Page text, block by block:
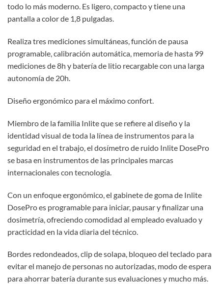
todo lo más moderno. Es ligero, compacto y tiene una
pantalla a color de 1,8 pulgadas.
Realiza tres mediciones simultáneas, función de pausa
programable, calibración automática, memoria de hasta 99
mediciones de 8h y batería de litio recargable con una larga
autonomía de 20h.
Diseño ergonómico para el máximo confort.
Miembro de la familia Inlite que se refiere al diseño y la
identidad visual de toda la línea de instrumentos para la
seguridad en el trabajo, el dosímetro de ruido Inlite DosePro
se basa en instrumentos de las principales marcas
internacionales con tecnología.
Con un enfoque ergonómico, el gabinete de goma de Inlite
DosePro es programable para iniciar, pausar y finalizar una
dosimetría, ofreciendo comodidad al empleado evaluado y
practicidad en la vida diaria del técnico.
Bordes redondeados, clip de solapa, bloqueo del teclado para
evitar el manejo de personas no autorizadas, modo de espera
para ahorrar batería durante sus evaluaciones y mucho más.